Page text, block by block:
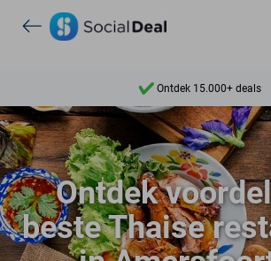
Ontdek 15.000+ deals
7 dagen per week
10+ miljoen leden
9,4
Ontdek 15.000+ deals
Ontdek
beste Thaise